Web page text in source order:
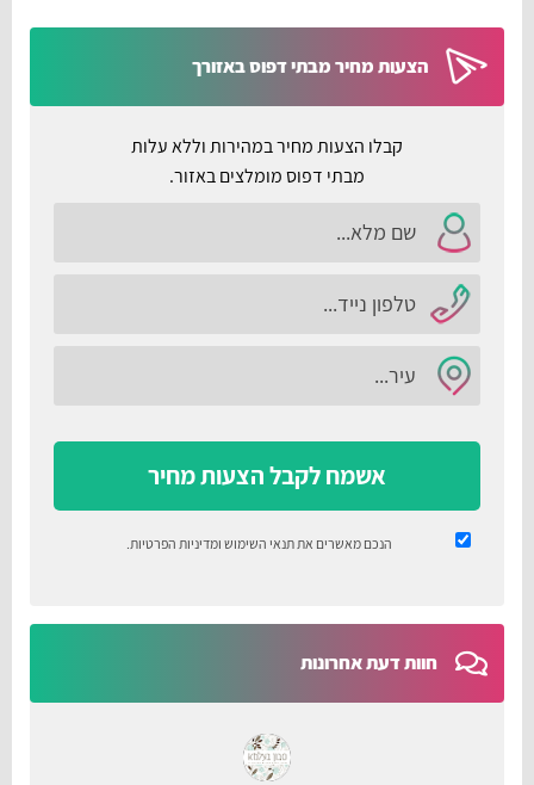
הצעות מחיר מבתי דפוס באזורך
קבלו הצעות מחיר במהירות וללא עלות
מבתי דפוס מומלצים באזור.
אשמח לקבל הצעות מחיר
הנכם מאשרים את תנאי השימוש ומדיניות הפרטיות
חוות דעת אחרונות